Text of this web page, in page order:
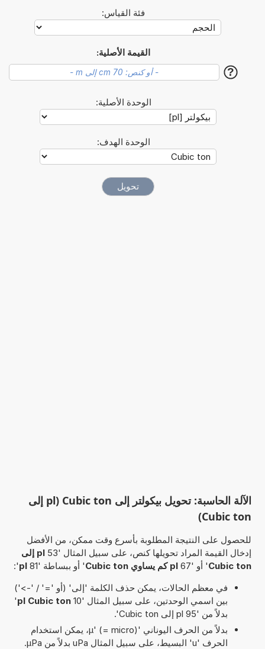
فئة القياس:
القيمة الأصلية:
?
الوحدة الأصلية:
الوحدة الهدف:
الآلة الحاسبة: تحويل بيكولتر إلى Cubic ton (pl إلى
Cubic ton)
للحصول على النتيجة المطلوبة بأسرع وقت ممكن، من الأفضل
إدخال القيمة المراد تحويلها كنص، على سبيل المثال '53
pl إلى
Cubic ton' أو '67 pl كم يساوي Cubic ton ' أو ببساطة '81 pl
':
في معظم الحالات، يمكن حذف الكلمة 'إلى' (أو '=' / '->')
بين اسمي الوحدتين، على سبيل المثال '10
pl Cubic ton
'
بدلاً من '95 pl إلى Cubic ton'.
بدلاً من الحرف اليوناني 'µ' (= micro)، يمكن استخدام
الحرف 'u' البسيط، على سبيل المثال uPa بدلاً من µPa.